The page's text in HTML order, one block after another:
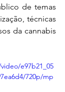
de temas
técnicas
da cannabis
e97b21_05
720p/mp